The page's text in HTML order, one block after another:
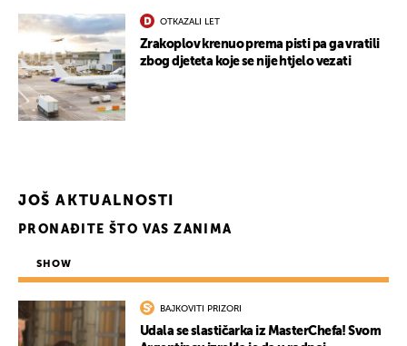
OTKAZALI LET
Zrakoplov krenuo prema pisti pa ga vratili
zbog djeteta koje se nije htjelo vezati
JOŠ AKTUALNOSTI
PRONAĐITE ŠTO VAS ZANIMA
SHOW
BAJKOVITI PRIZORI
Udala se slastičarka iz MasterChefa! Svom